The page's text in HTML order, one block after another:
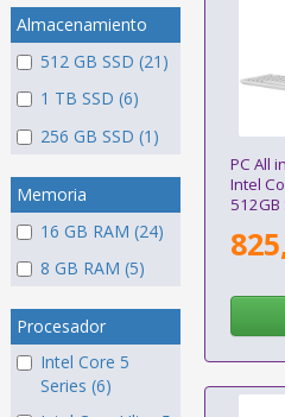
Almacenamiento
512 GB SSD (21)
1 TB SSD (6)
256 GB SSD (1)
Memoria
16 GB RAM (24)
8 GB RAM (5)
Procesador
Intel Core 5
Series (6)
PC All
Intel